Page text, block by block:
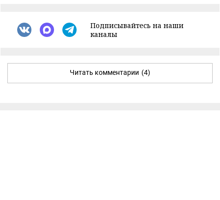
Подписывайтесь на наши
каналы
Читать комментарии (4)